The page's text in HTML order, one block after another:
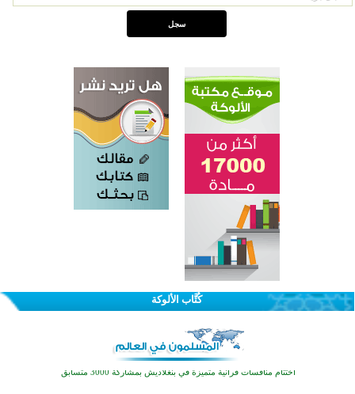
كُتَّاب الألوكة
اختتام الدورة التاسعة لمسابقة حفظ وتلاوة القرآن الكريم في أزناكاييف
تيسليتش تختتم برنامجا تعليميا لتعزيز القيم وبناء الشخصية للشباب المسلمين